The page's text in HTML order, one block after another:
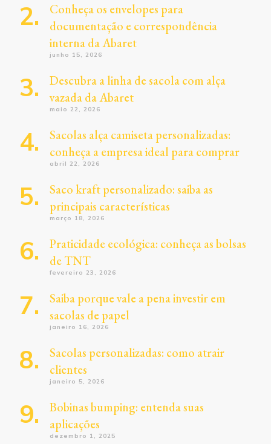
Conheça os envelopes para
documentação e correspondência
interna da Abaret
junho 15, 2026
Descubra a linha de sacola com alça
vazada da Abaret
maio 22, 2026
Sacolas alça camiseta personalizadas:
conheça a empresa ideal para comprar
abril 22, 2026
Saco kraft personalizado: saiba as
principais características
março 18, 2026
Praticidade ecológica: conheça as bolsas
de TNT
fevereiro 23, 2026
Saiba porque vale a pena investir em
sacolas de papel
janeiro 16, 2026
Sacolas personalizadas: como atrair
clientes
janeiro 5, 2026
Bobinas bumping: entenda suas
aplicações
dezembro 1, 2025